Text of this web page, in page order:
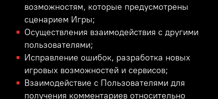
возможностям, которые предусмотрены
сценарием Игры;
Осуществления взаимодействия с другими
пользователями;
Исправление ошибок, разработка новых
игровых возможностей и сервисов;
Взаимодействие с Пользователями для
получения комментариев относительно